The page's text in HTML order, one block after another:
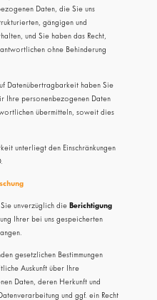
Daten, die Sie uns
gängigen und
und Sie haben das Recht,
ohne Behinderung
Datenübertragbarkeit haben Sie
Ihre personenbezogenen Daten
übermitteln, soweit dies
unterliegt den Einschränkungen
unverzüglich die Berichtigung
Ihrer bei uns gespeicherten
gesetzlichen Bestimmungen
Auskunft über Ihre
Daten, deren Herkunft und
und ggf. ein Recht